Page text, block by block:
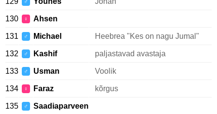
♂
130 ♀ Ahsen
131 ♂ Michael Heebrea "Kes on nagu Jumal"
132 ♂ Kashif paljastavad avastaja
133 ♂ Usman Voolik
134 ♀ Faraz kõrgus
135 ♂ Saadiaparveen